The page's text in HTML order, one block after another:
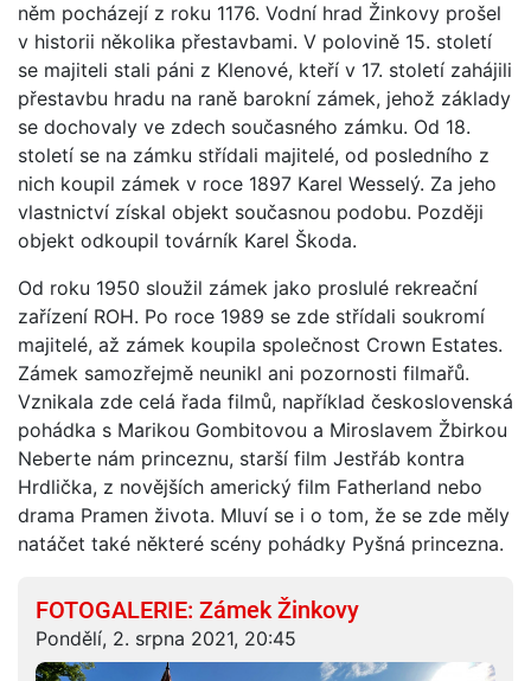
něm pocházejí z roku 1176. Vodní hrad Žinkovy prošel
v historii několika přestavbami. V polovině 15. století
se majiteli stali páni z Klenové, kteří v 17. století zahájili
přestavbu hradu na raně barokní zámek, jehož základy
se dochovaly ve zdech současného zámku. Od 18.
století se na zámku střídali majitelé, od posledního z
nich koupil zámek v roce 1897 Karel Wesselý. Za jeho
vlastnictví získal objekt současnou podobu. Později
objekt odkoupil továrník Karel Škoda.
Od roku 1950 sloužil zámek jako proslulé rekreační
zařízení ROH. Po roce 1989 se zde střídali soukromí
majitelé, až zámek koupila společnost Crown Estates.
Zámek samozřejmě neunikl ani pozornosti filmařů.
Vznikala zde celá řada filmů, například československá
pohádka s Marikou Gombitovou a Miroslavem Žbirkou
Neberte nám princeznu, starší film Jestřáb kontra
Hrdlička, z novějších americký film Fatherland nebo
drama Pramen života. Mluví se i o tom, že se zde měly
natáčet také některé scény pohádky Pyšná princezna.
FOTOGALERIE: Zámek Žinkovy
Pondělí, 2. srpna 2021, 20:45